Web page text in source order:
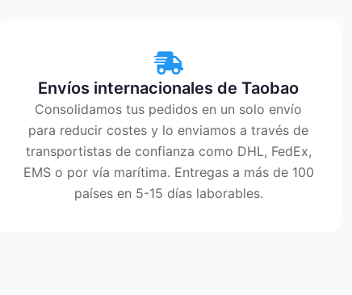
Envíos internacionales de Taobao
Consolidamos tus pedidos en un solo envío
para reducir costes y lo enviamos a través de
transportistas de confianza como DHL, FedEx,
EMS o por vía marítima. Entregas a más de 100
países en 5-15 días laborables.